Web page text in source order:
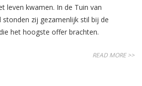
leven kwamen. In de Tuin van
stonden zij gezamenlijk stil bij de
het hoogste offer brachten.
READ MORE >>